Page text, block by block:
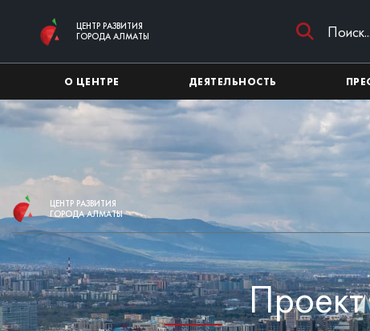
ЦЕНТР РАЗВИТИЯ
ГОРОДА АЛМАТЫ
О ЦЕНТРЕ ДЕЯТЕЛЬНОСТЬ
ЦЕНТР РАЗВИТИЯ
ГОРОДА АЛМАТЫ